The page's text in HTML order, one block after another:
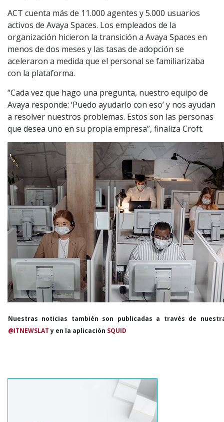
ACT cuenta más de 11.000 agentes y 5.000 usuarios
activos de Avaya Spaces. Los empleados de la
organización hicieron la transición a Avaya Spaces en
menos de dos meses y las tasas de adopción se
aceleraron a medida que el personal se familiarizaba
con la plataforma.
“Cada vez que hago una pregunta, nuestro equipo de
Avaya responde: ‘Puedo ayudarlo con eso’ y nos ayudan
a resolver nuestros problemas. Estos son las personas
que desea uno en su propia empresa”, finaliza Croft.
Nuestras noticias también son publicadas a través de
@ITNEWSLATy en la aplicación SQUID